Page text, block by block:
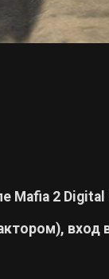
Mafia 2 Digital
вход